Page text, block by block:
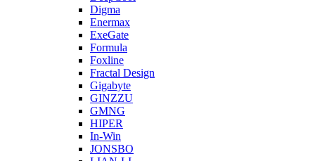
Digma
Enermax
ExeGate
Formula
Foxline
Fractal Design
Gigabyte
GINZZU
GMNG
HIPER
In-Win
JONSBO